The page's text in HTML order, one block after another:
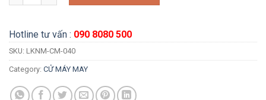
Hotline tư vấn : 090 8080 500
SKU: LKNM-CM-040
Category: CỬ MÁY MAY